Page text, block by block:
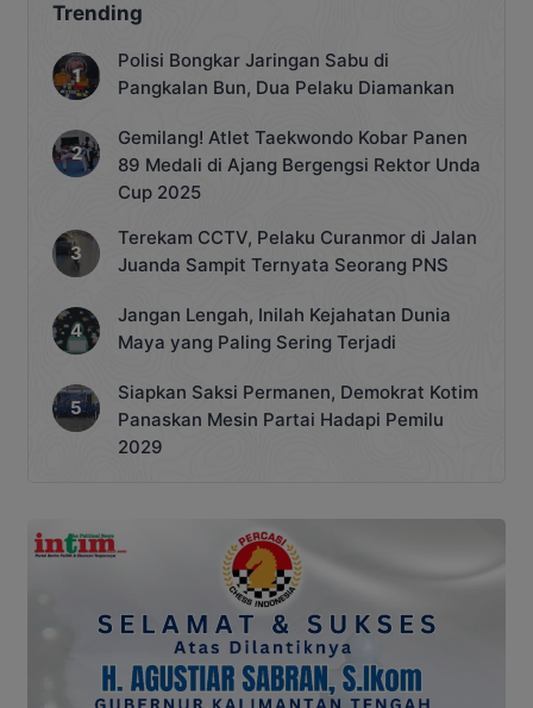
Trending
Polisi Bongkar Jaringan Sabu di
Pangkalan Bun, Dua Pelaku Diamankan
Gemilang! Atlet Taekwondo Kobar Panen
89 Medali di Ajang Bergengsi Rektor Unda
Cup 2025
Terekam CCTV, Pelaku Curanmor di Jalan
Juanda Sampit Ternyata Seorang PNS
Jangan Lengah, Inilah Kejahatan Dunia
Maya yang Paling Sering Terjadi
Siapkan Saksi Permanen, Demokrat Kotim
Panaskan Mesin Partai Hadapi Pemilu
2029